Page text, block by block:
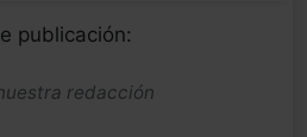
publicación:
redacción